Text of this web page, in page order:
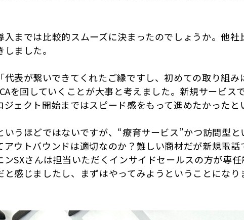
入までは比較的スムーズに決まったのでしょうか。他
ました。
代表が繋いできてくれたご縁ですし、初めての取り組
を回していくことが大事と考えました。新規サービ
ジェクト開始まではスピード感をもって進めたかったと
いうほどではないですが、“療育サービス”かつ訪問型
アウトバウンドは適切なのか？難しい商材だが新規電
ンSXさんは担当いただくインサイドセールスの方が専
と感じましたし、まずはやってみようということになり